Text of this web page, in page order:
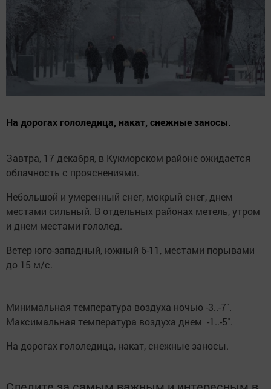
На дорогах гололедица, накат, снежные заносы.
Завтра, 17 декабря, в Кукморском районе ожидается
облачность с прояснениями.
Небольшой и умеренный снег, мокрый снег, днем
местами сильный. В отдельных районах метель, утром
и днем местами гололед.
Ветер юго-западный, южный 6-11, местами порывами
до 15 м/с.
Минимальная температура воздуха ночью -3..-7˚.
Максимальная температура воздуха днем -1..-5˚.
На дорогах гололедица, накат, снежные заносы.